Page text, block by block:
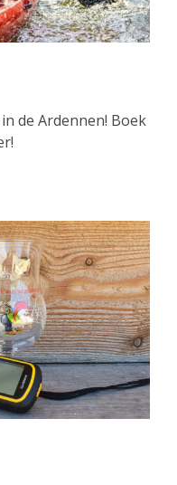
de Ardennen! Boek